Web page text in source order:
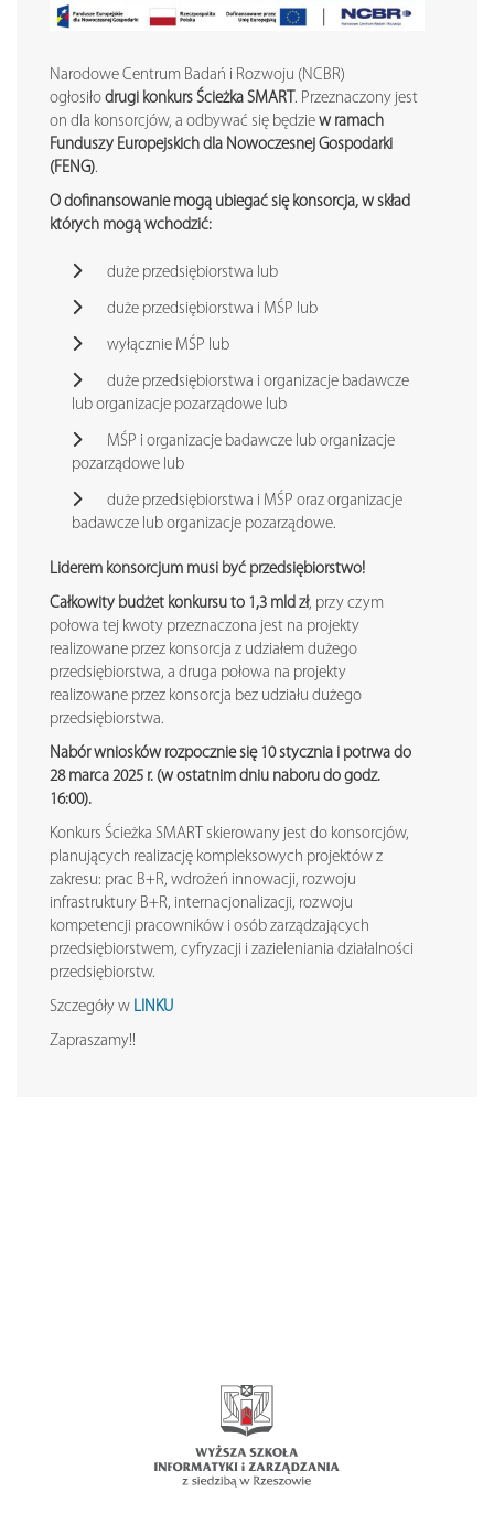
Narodowe Centrum Badań i Rozwoju (NCBR)
ogłosiło drugi konkurs Ścieżka SMART . Przeznaczony jest
on dla konsorcjów, a odbywać się będzie w ramach
Funduszy Europejskich dla Nowoczesnej Gospodarki
(FENG).
O dofinansowanie mogą ubiegać się konsorcja, w skład
których mogą wchodzić:
duże przedsiębiorstwa lub
duże przedsiębiorstwa i MŚP lub
wyłącznie MŚP lub
duże przedsiębiorstwa i organizacje badawcze
lub organizacje pozarządowe lub
MŚP i organizacje badawcze lub organizacje
pozarządowe lub
duże przedsiębiorstwa i MŚP oraz organizacje
badawcze lub organizacje pozarządowe.
Liderem konsorcjum musi być przedsiębiorstwo!
Całkowity budżet konkursu to 1,3 mld zł, przy czym
połowa tej kwoty przeznaczona jest na projekty
realizowane przez konsorcja z udziałem dużego
przedsiębiorstwa, a druga połowa na projekty
realizowane przez konsorcja bez udziału dużego
przedsiębiorstwa.
Nabór wniosków rozpocznie się 10 stycznia i potrwa do
28 marca 2025 r. (w ostatnim dniu naboru do godz.
16:00).
Konkurs Ścieżka SMART skierowany jest do konsorcjów,
planujących realizację kompleksowych projektów z
zakresu: prac B+R, wdrożeń innowacji, rozwoju
infrastruktury B+R, internacjonalizacji, rozwoju
kompetencji pracowników i osób zarządzających
przedsiębiorstwem, cyfryzacji i zazieleniania działalności
przedsiębiorstw.
Szczegóły w LINKU
Zapraszamy!!